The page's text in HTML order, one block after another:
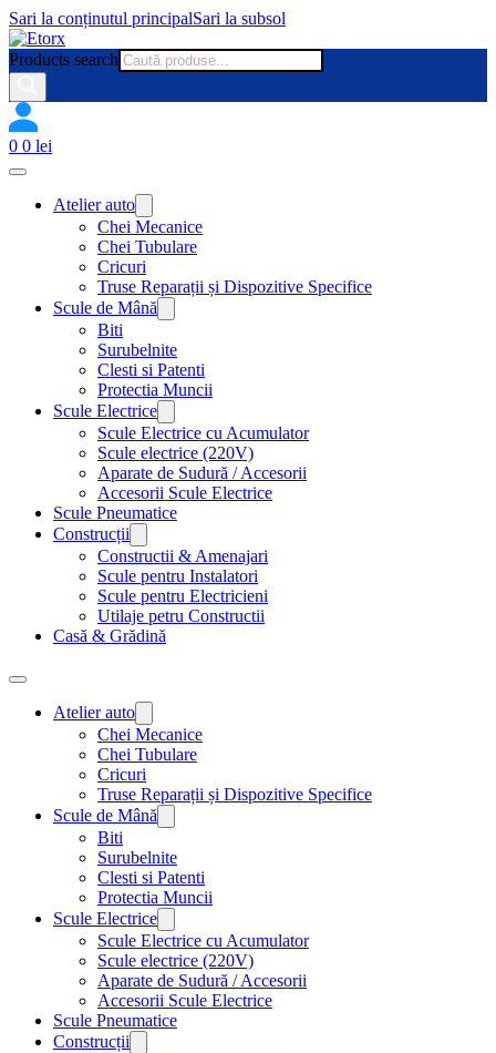
Sari la conținutul principalSari la subsol
Products search
0 0 lei
Atelier auto
Chei Mecanice
Chei Tubulare
Cricuri
Truse Reparații și Dispozitive Specifice
Scule de Mână
Biti
Surubelnite
Clesti si Patenti
Protectia Muncii
Scule Electrice
Scule Electrice cu Acumulator
Scule electrice (220V)
Aparate de Sudură / Accesorii
Accesorii Scule Electrice
Scule Pneumatice
Construcții
Constructii & Amenajari
Scule pentru Instalatori
Scule pentru Electricieni
Utilaje petru Constructii
Casă & Grădină
Atelier auto
Chei Mecanice
Chei Tubulare
Cricuri
Truse Reparații și Dispozitive Specifice
Scule de Mână
Biti
Surubelnite
Clesti si Patenti
Protectia Muncii
Scule Electrice
Scule Electrice cu Acumulator
Scule electrice (220V)
Aparate de Sudură / Accesorii
Accesorii Scule Electrice
Scule Pneumatice
Construcții